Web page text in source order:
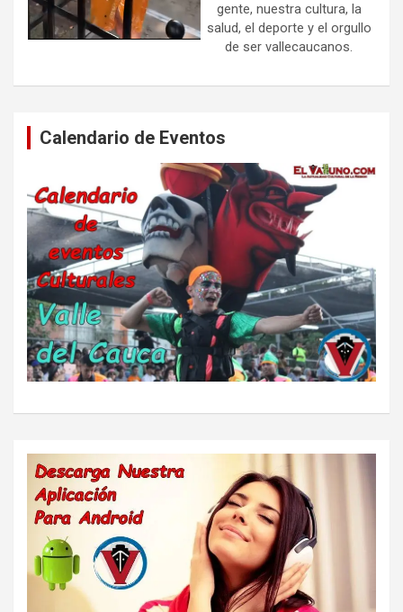
gente, nuestra cultura, la
salud, el deporte y el orgullo
de ser vallecaucanos.
Calendario de Eventos